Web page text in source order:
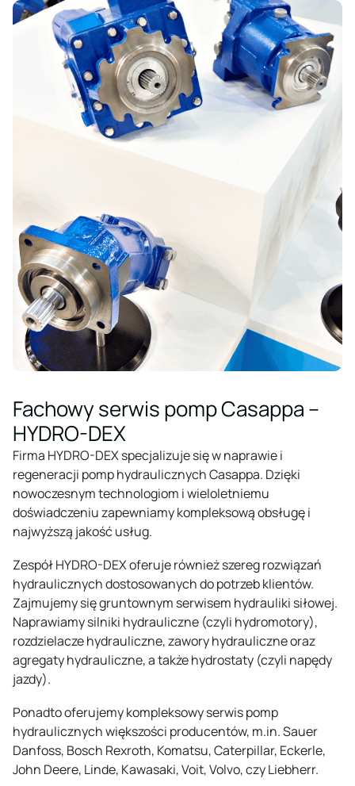
Fachowy serwis pomp Casappa –
HYDRO-DEX
Firma HYDRO-DEX specjalizuje się wnaprawie i
regeneracji pomp hydraulicznychCasappa. Dzięki
nowoczesnym technologiom i wieloletniemu
doświadczeniu zapewniamy kompleksową obsługę i
najwyższą jakość usług.
Zespół HYDRO-DEX oferuje również szereg rozwiązań
hydraulicznych dostosowanych do potrzeb klientów.
Zajmujemy się gruntownym serwisem hydrauliki siłowej.
Naprawiamysilniki hydrauliczne (czyli hydromotory),
rozdzielacze hydrauliczne, zawory hydrauliczne oraz
agregaty hydrauliczne, a także hydrostaty (czyli napędy
jazdy).
Ponadto oferujemy kompleksowy serwis pomp
hydraulicznych większości producentów, m.in.Sauer
Danfoss, Bosch Rexroth, Komatsu,Caterpillar, Eckerle,
John Deere, Linde, Kawasaki, Voit,Volvo, czyLiebherr.